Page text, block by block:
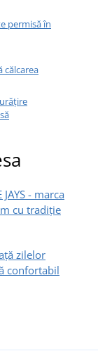
permisă în
călcarea
- marca
cu tradiție
zilelor
confortabil